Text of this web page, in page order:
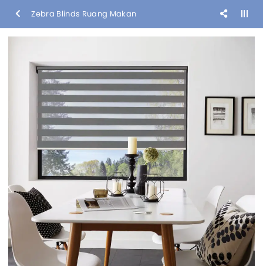
Zebra Blinds Ruang Makan